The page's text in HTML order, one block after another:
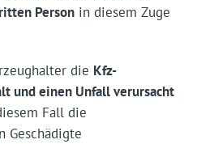
Personin diesem Zuge
die Kfz-
und einen Unfall verursacht
Fall die
Geschädigte